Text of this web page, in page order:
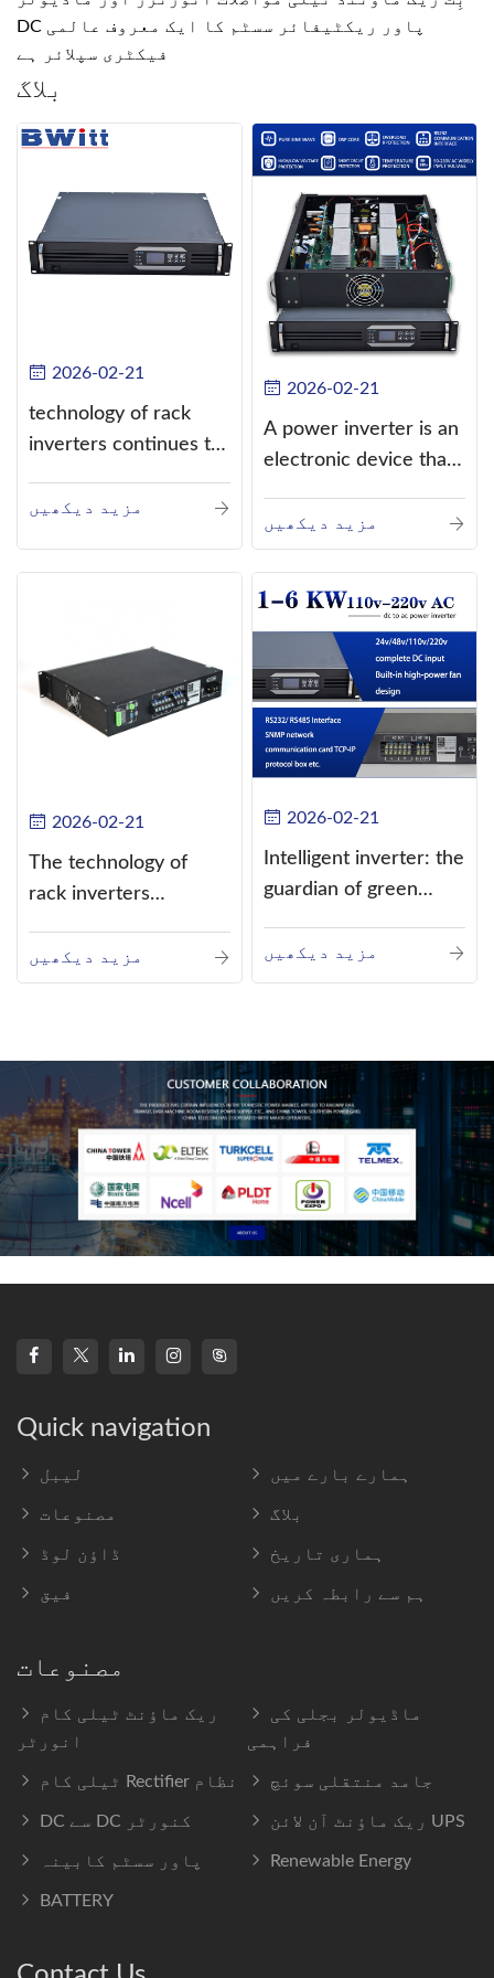
DC پاور ریکٹیفائر سسٹم کا ایک معروف عالمی
فیکٹری سپلائر ہے
بلاگ
2026-02-21
technology of rack
inverters continues to
مزید دیکھیں
2026-02-21
A power inverter is an
electronic device that
current (DC) into
alternating current
مزید دیکھیں
2026-02-21
The technology of
rack inverters
such as the use of
three-CPU control
مزید دیکھیں
2026-02-21
Intelligent inverter: the
guardian of green
مزید دیکھیں
Quick navigation
لیبل ہمارے بارے میں
مصنوعات بلاگ
ڈاؤن لوڈ ہماری تاریخ
فیق ہم سے رابطہ کریں
مصنوعات
ریک ماؤنٹ ٹیلی کام
انورٹر
ماڈیولر بجلی کی
فراہمی
ٹیلی کام Rectifier نظام جامد منتقلی سوئچ
DC سے DC کنورٹر ریک ماؤنٹ آن لائن UPS
پاور سسٹم کابینہ Renewable Energy
BATTERY